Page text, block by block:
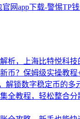
官网app下载-警惕TP
析，上海比特悦科技
币？保姆级实操教程
解锁数字稳定币的多
全教程，轻松整合